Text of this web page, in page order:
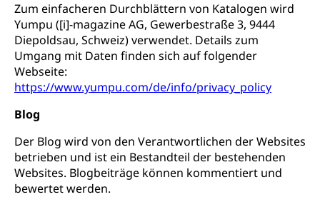
Zum einfacheren Durchblättern von Katalogen wird
Yumpu ([i]-magazine AG, Gewerbestraße 3, 9444
Diepoldsau, Schweiz) verwendet. Details zum
Umgang mit Daten finden sich auf folgender
Webseite:
https://www.yumpu.com/de/info/privacy_policy
Blog
Der Blog wird von den Verantwortlichen der Websites
betrieben und ist ein Bestandteil der bestehenden
Websites. Blogbeiträge können kommentiert und
bewertet werden.